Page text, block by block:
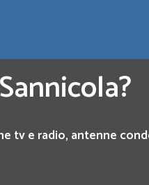
tv e radio, antenne